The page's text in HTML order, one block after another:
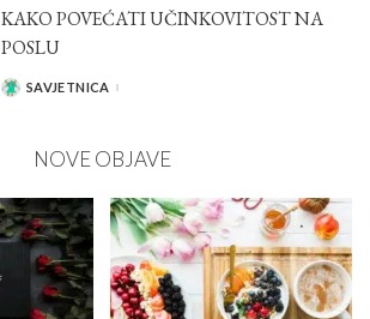
KAKO POVEĆATI UČINKOVITOST NA
POSLU
POSTED
SAVJETNICA
NOVE OBJAVE